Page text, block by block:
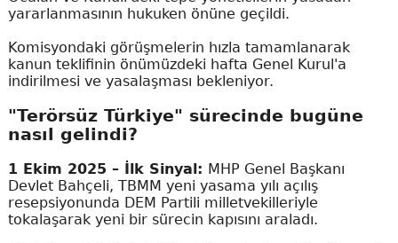
yararlanmasının hukuken önüne geçildi.
Komisyondaki görüşmelerin hızla tamamlanarak
kanun teklifinin önümüzdeki hafta Genel Kurul'a
indirilmesi ve yasalaşması bekleniyor.
"Terörsüz Türkiye" sürecinde bugüne
nasıl gelindi?
1 Ekim 2025 – İlk Sinyal: MHP Genel Başkanı
Devlet Bahçeli, TBMM yeni yasama yılı açılış
resepsiyonunda DEM Partili milletvekilleriyle
tokalaşarak yeni bir sürecin kapısını araladı.